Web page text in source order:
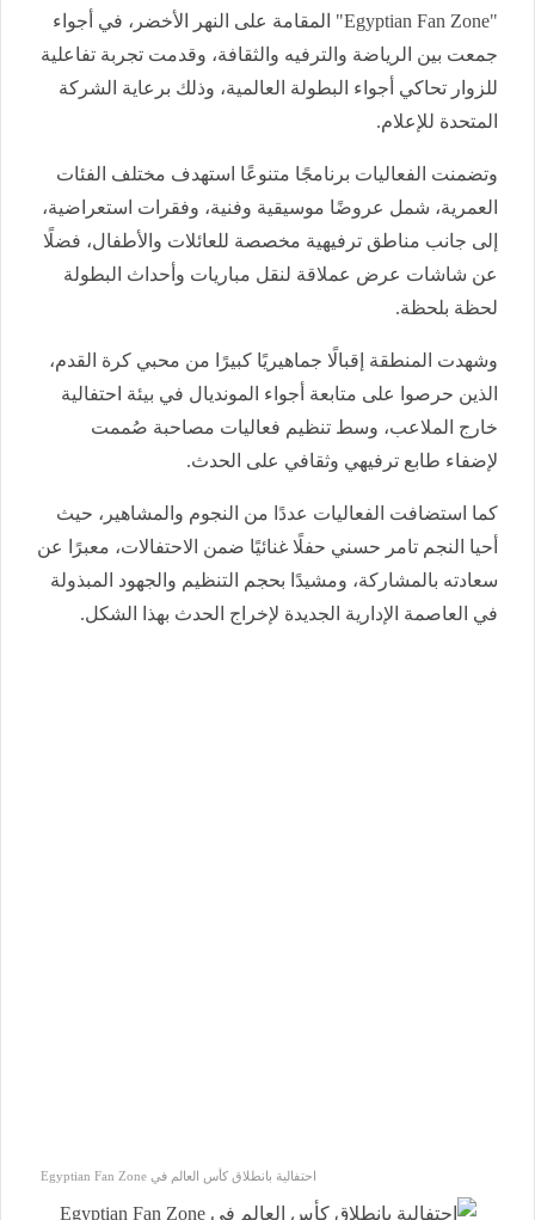
"Egyptian Fan Zone" المقامة على النهر الأخضر، في أجواء
جمعت بين الرياضة والترفيه والثقافة، وقدمت تجربة تفاعلية
للزوار تحاكي أجواء البطولة العالمية، وذلك برعاية الشركة
المتحدة للإعلام.
وتضمنت الفعاليات برنامجًا متنوعًا استهدف مختلف الفئات
العمرية، شمل عروضًا موسيقية وفنية، وفقرات استعراضية،
إلى جانب مناطق ترفيهية مخصصة للعائلات والأطفال، فضلًا
عن شاشات عرض عملاقة لنقل مباريات وأحداث البطولة
لحظة بلحظة.
وشهدت المنطقة إقبالًا جماهيريًا كبيرًا من محبي كرة القدم،
الذين حرصوا على متابعة أجواء المونديال في بيئة احتفالية
خارج الملاعب، وسط تنظيم فعاليات مصاحبة صُممت
لإضفاء طابع ترفيهي وثقافي على الحدث.
كما استضافت الفعاليات عددًا من النجوم والمشاهير، حيث
أحيا النجم تامر حسني حفلًا غنائيًا ضمن الاحتفالات، معبرًا عن
سعادته بالمشاركة، ومشيدًا بحجم التنظيم والجهود المبذولة
في العاصمة الإدارية الجديدة لإخراج الحدث بهذا الشكل.
احتفالية بانطلاق كأس العالم في Egyptian Fan Zone